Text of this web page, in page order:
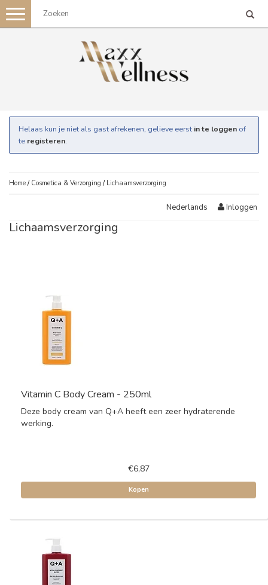
Toggle
navigation
Helaas kun je niet als gast afrekenen, gelieve eerst in te loggen of
te registeren.
Home / Cosmetica & Verzorging / Lichaamsverzorging
Nederlands Inloggen
Lichaamsverzorging
Vitamin C Body Cream - 250ml
Deze body cream van Q+A heeft een zeer hydraterende
werking.
€6,87
Kopen